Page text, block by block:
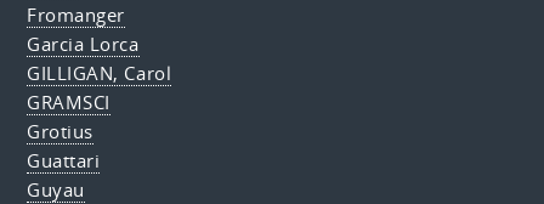
Fromanger
Garcia Lorca
GILLIGAN, Carol
GRAMSCI
Grotius
Guattari
Guyau